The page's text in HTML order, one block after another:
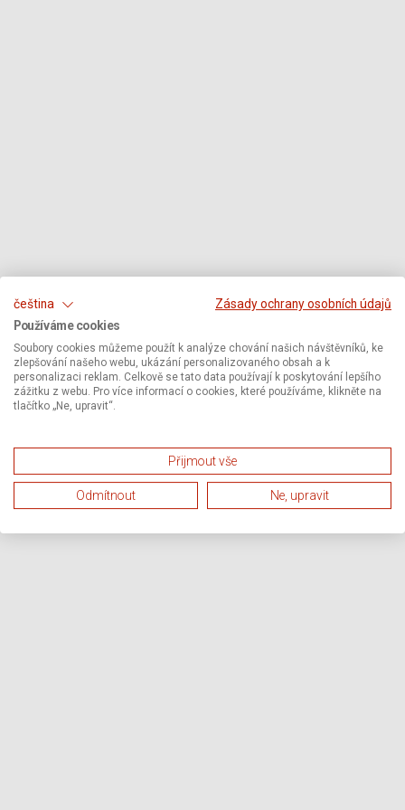
čeština
Zásady ochrany osobních údajů
Používáme cookies
Soubory cookies můžeme použít k analýze chování našich návštěvníků, ke
zlepšování našeho webu, ukázání personalizovaného obsah a k
personalizaci reklam. Celkově se tato data používají k poskytování lepšího
zážitku z webu. Pro více informací o cookies, které používáme, klikněte na
tlačítko „Ne, upravit“.
Přijmout vše
Odmítnout Ne, upravit